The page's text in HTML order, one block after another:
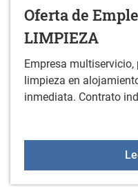
Oferta de
LIMPIEZA
Empresa
limpieza en
inmediata. Contrato